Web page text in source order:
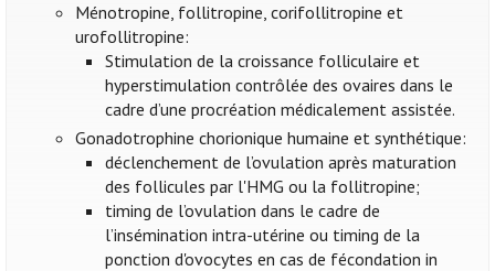
Ménotropine, follitropine, corifollitropine et
urofollitropine:
Stimulation de la croissance folliculaire et
hyperstimulation contrôlée des ovaires dans le
cadre d’une procréation médicalement assistée.
Gonadotrophine chorionique humaine et synthétique:
déclenchement de l’ovulation après maturation
des follicules par l'HMG ou la follitropine;
timing de l’ovulation dans le cadre de
l’insémination intra-utérine ou timing de la
ponction d'ovocytes en cas de fécondation in